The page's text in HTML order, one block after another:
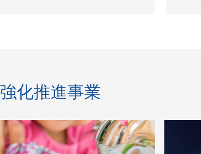
強化推進事業